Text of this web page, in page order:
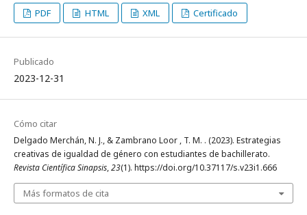
PDF HTML XML Certificado
Publicado
2023-12-31
Cómo citar
Delgado Merchán, N. J., & Zambrano Loor , T. M. . (2023). Estrategias
creativas de igualdad de género con estudiantes de bachillerato.
Revista Científica Sinapsis,23(1). https://doi.org/10.37117/s.v23i1.666
Más formatos de cita